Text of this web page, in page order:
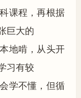
课程，再根据
巨大的
地啃，从头开
习有较
学不懂，但循